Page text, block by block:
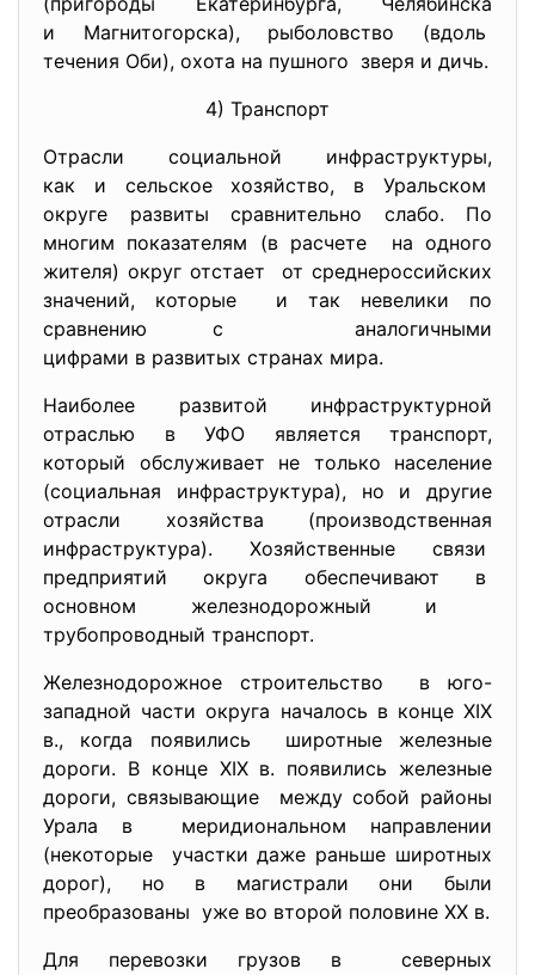
и Магнитогорска), рыболовство (вдоль
течения Оби), охота на пушного зверя и дичь.
4) Транспорт
Отрасли социальной инфраструктуры,
как и сельское хозяйство, в Уральском
округе развиты сравнительно слабо. По
многим показателям (в расчете на одного
жителя) округ отстает от среднероссийских
значений, которые и так невелики по
сравнению с аналогичными
цифрами в развитых странах мира.
Наиболее развитой инфраструктурной
отраслью в УФО является транспорт,
который обслуживает не только население
(социальная инфраструктура), но и другие
отрасли хозяйства (производственная
инфраструктура). Хозяйственные связи
предприятий округа обеспечивают в
основном железнодорожный и
трубопроводный транспорт.
Железнодорожное строительство в юго-
западной части округа началось в конце XIX
в., когда появились широтные железные
дороги. В конце XIX в. появились железные
дороги, связывающие между собой районы
Урала в меридиональном направлении
(некоторые участки даже раньше широтных
дорог), но в магистрали они были
преобразованы уже во второй половине XX в.
Для перевозки грузов в северных